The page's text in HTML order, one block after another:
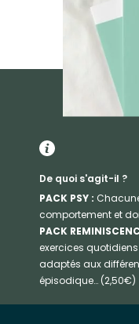
De quoi s'agit-il ?
PACK PSY :
comportement et
PACK
exercices
adaptés aux
épisodique… (2,50€)